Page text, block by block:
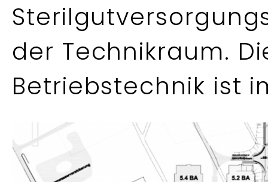
der Technikraum.
Betriebstechnik ist